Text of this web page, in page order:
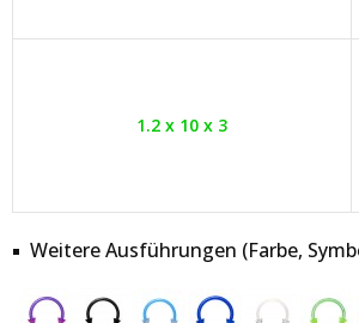
1.2 x 10 x 3
Weitere Ausführungen (Farbe,